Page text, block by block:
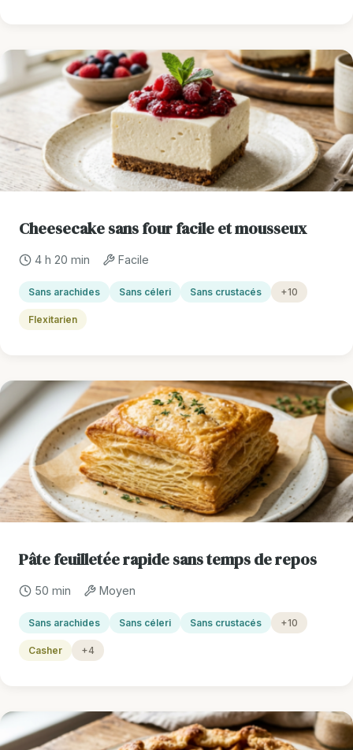
Cheesecake sans four facile et mousseux
4 h 20 min Facile
Sans arachides Sans céleri Sans crustacés +10
Flexitarien
Pâte feuilletée rapide sans temps de repos
50 min Moyen
Sans arachides Sans céleri Sans crustacés +10
Casher +4